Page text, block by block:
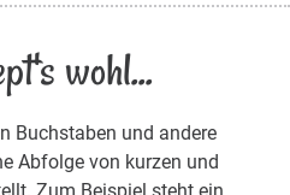
wohl...
Buchstaben und andere
Abfolge von kurzen und